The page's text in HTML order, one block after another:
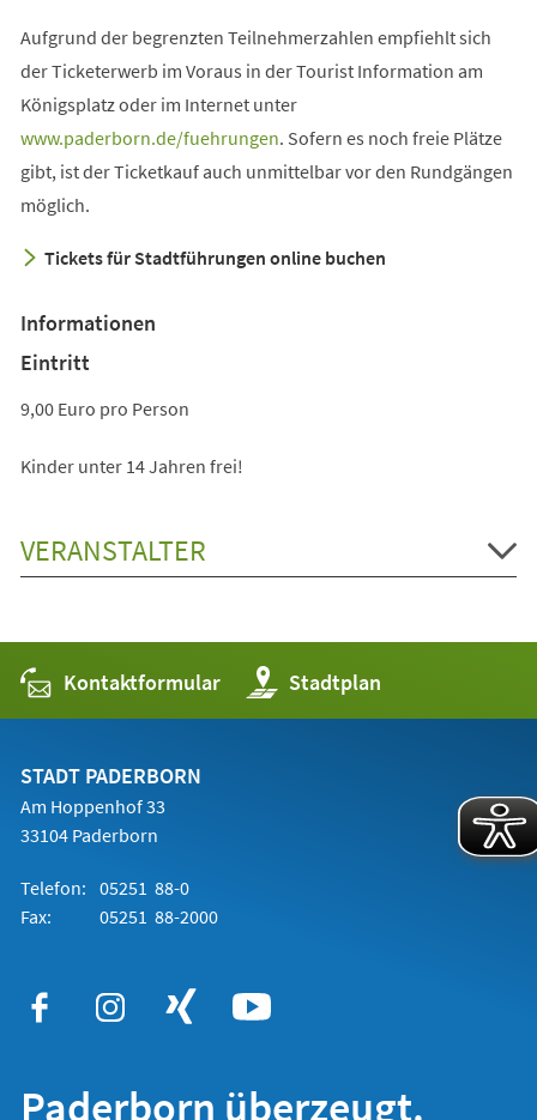
Aufgrund der begrenzten Teilnehmerzahlen empfiehlt sich
der Ticketerwerb im Voraus in der Tourist Information am
Königsplatz oder im Internet unter
www.paderborn.de/fuehrungen
(Öffnet
einem
Tab)
. Sofern es noch freie Plätze
gibt, ist der Ticketkauf auch unmittelbar vor den Rundgängen
möglich.
Tickets für Stadtführungen online buchen
Informationen
Eintritt
9,00 Euro pro Person
Kinder unter 14 Jahren frei!
VERANSTALTER
Kontaktformular Stadtplan
(Öffnet
in
einem
STADT PADERBORN
Am Hoppenhof 33
33104 Paderborn
Telefon: 05251 88-0
Fax:
05251 88-2000
Paderborn überzeugt.